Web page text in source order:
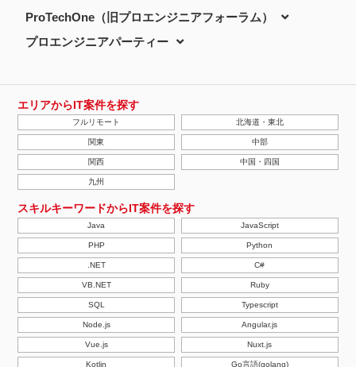
ProTechOne（旧プロエンジニアフォーラム）
プロエンジニアパーティー
エリアからIT案件を探す
フルリモート 北海道・東北
関東 中部
関西 中国・四国
九州
スキルキーワードからIT案件を探す
Java JavaScript
PHP Python
.NET C#
VB.NET Ruby
SQL Typescript
Node.js Angular.js
Vue.js Nuxt.js
Kotlin Go言語(golang)